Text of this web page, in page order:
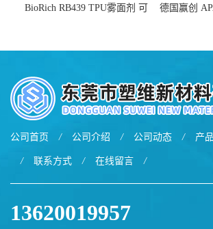
BioRich RB439 TPU雾面剂 可
德国赢创
公司首页 / 公司介绍 / 公司动态 / 产
/ 联系方式 / 在线留言 /
13620019957